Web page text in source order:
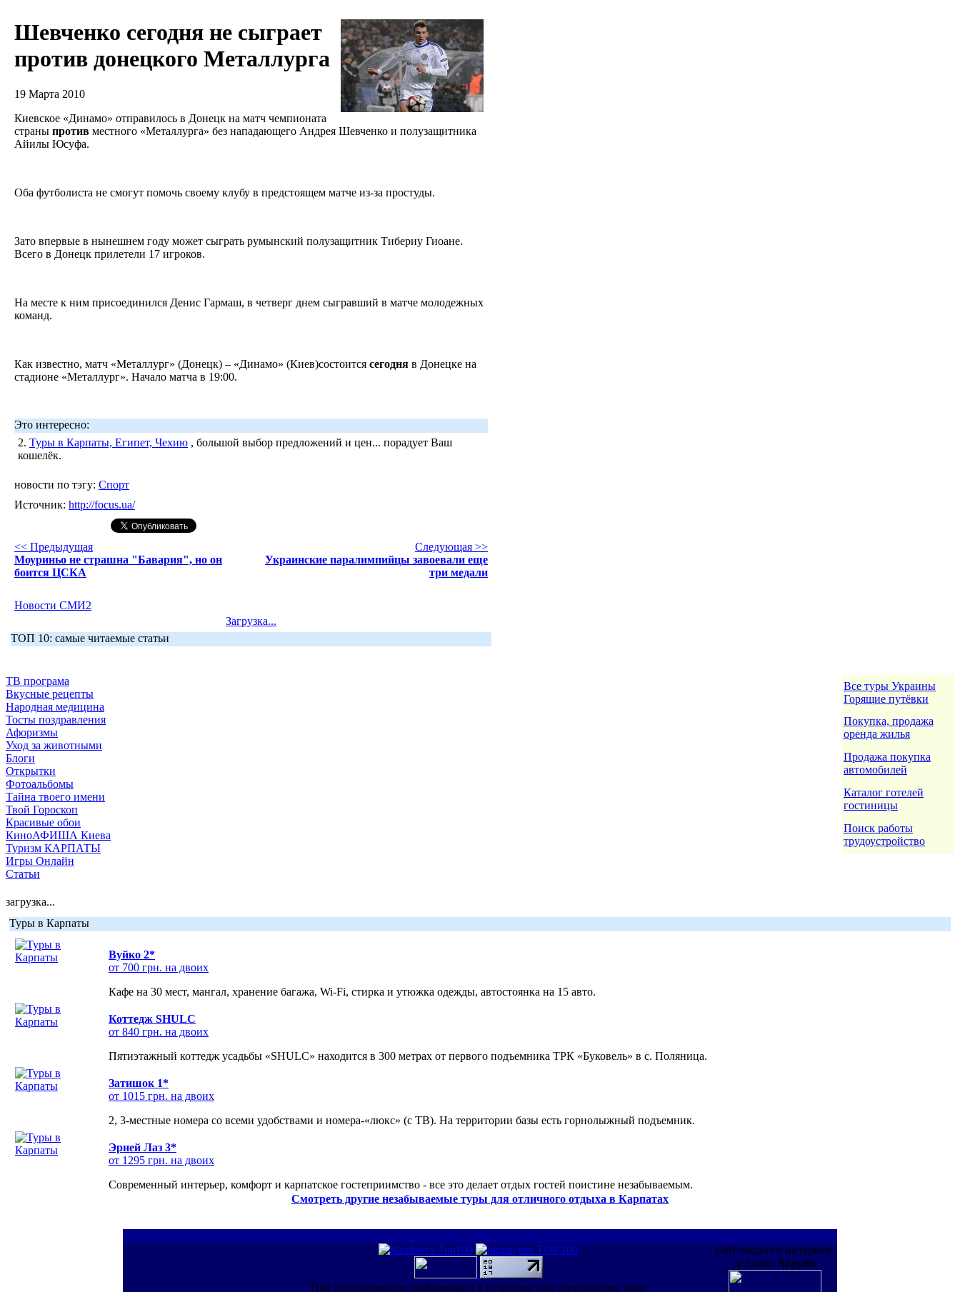
Шевченко сегодня не сыграет
против донецкого Металлурга
19 Марта 2010
Киевское «Динамо» отправилось в Донецк на матч чемпионата
страны против местного «Металлурга» без нападающего Андрея Шевченко и полузащитника
Айилы Юсуфа.
Оба футболиста не смогут помочь своему клубу в предстоящем матче из-за простуды.
Зато впервые в нынешнем году может сыграть румынский полузащитник Тибериу Гиоане.
Всего в Донецк прилетели 17 игроков.
На месте к ним присоединился Денис Гармаш, в четверг днем сыгравший в матче молодежных
команд.
Как известно, матч «Металлург» (Донецк) – «Динамо» (Киев)состоится сегодня в Донецке на
стадионе «Металлург». Начало матча в 19:00.
Это интересно:
2. Туры в Карпаты, Египет, Чехию , большой выбор предложений и цен... порадует Ваш
кошелёк.
новости по тэгу: Спорт
Источник: http://focus.ua/
<< Предыдущая
Моуриньо не страшна "Бавария", но он
боится ЦСКА
Следующая >>
Украинские паралимпийцы завоевали еще
три медали
Новости СМИ2
Загрузка...
ТОП 10: самые читаемые статьи
ТВ програма
Вкусные рецепты
Народная медицина
Тосты поздравления
Афоризмы
Уход за животными
Блоги
Открытки
Фотоальбомы
Тайна твоего имени
Твой Гороскоп
Красивые обои
КиноАФИША Киева
Туризм КАРПАТЫ
Игры Онлайн
Статьи
Все туры Украины
Горящие путёвки
Покупка, продажа
оренда жилья
Продажа покупка
автомобилей
Каталог готелей
гостиницы
Поиск работы
трудоустройство
загрузка...
Туры в Карпаты
Вуйко 2*
от 700 грн. на двоих
Кафе на 30 мест, мангал, хранение багажа, Wi-Fi, стирка и утюжка одежды, автостоянка на 15 авто.
Коттедж SHULC
от 840 грн. на двоих
Пятиэтажный коттедж усадьбы «SHULC» находится в 300 метрах от первого подъемника ТРК «Буковель» в с. Поляница.
Затишок 1*
от 1015 грн. на двоих
2, 3-местные номера со всеми удобствами и номера-«люкс» (с ТВ). На территории базы есть горнолыжный подъемник.
Эрней Лаз 3*
от 1295 грн. на двоих
Современный интерьер, комфорт и карпатское гостеприимство - все это делает отдых гостей поистине незабываемым.
Смотреть другие незабываемые туры для отличного отдыха в Карпатах
При использовании информации в печатном или электронном виде
сайт входит в интернет-
холдинг Агрупп